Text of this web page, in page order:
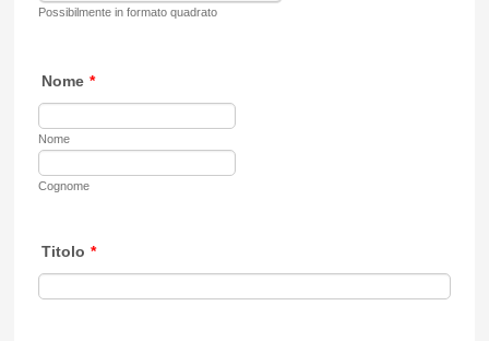
Possibilmente in formato quadrato
Nome *
Nome
Cognome
Titolo *